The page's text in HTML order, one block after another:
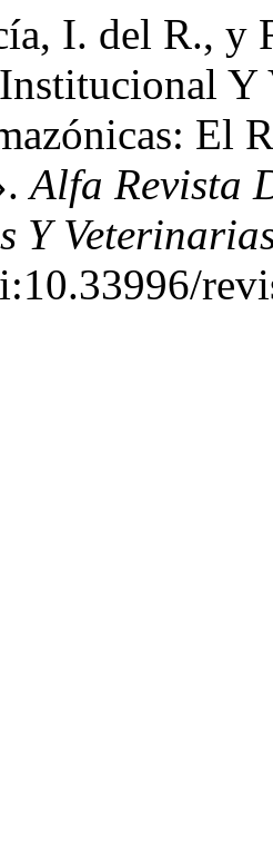
I. del R., y
Y
El
Alfa Revista
Y